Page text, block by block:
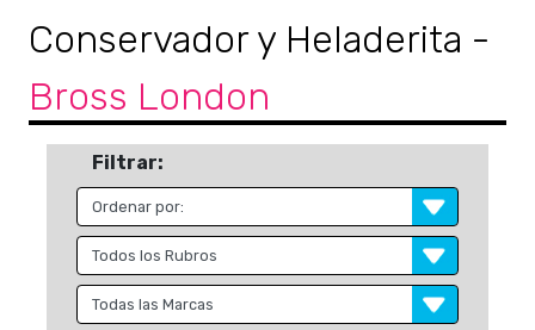
Conservador y Heladerita -
Bross London
Filtrar: